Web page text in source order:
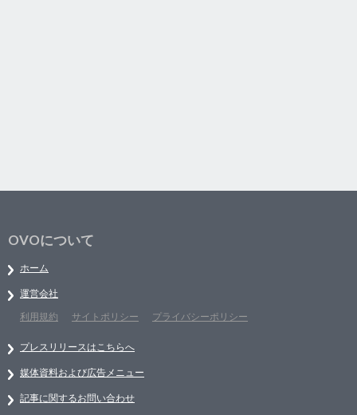
OVOについて
ホーム
運営会社
利用規約
サイトポリシー プライバシーポリシー
プレスリリースはこちらへ
媒体資料および広告メニュー
記事に関するお問い合わせ